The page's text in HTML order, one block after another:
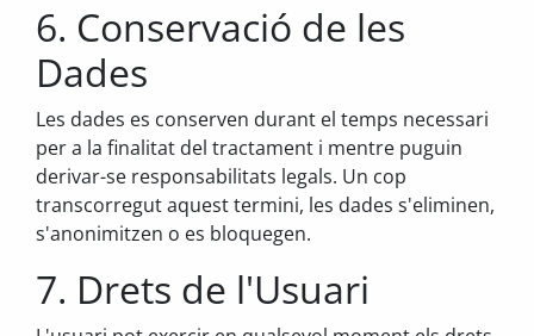
6. Conservació de les
Dades
Les dades es conserven durant el temps necessari
per a la finalitat del tractament i mentre puguin
derivar-se responsabilitats legals. Un cop
transcorregut aquest termini, les dades s'eliminen,
s'anonimitzen o es bloquegen.
7. Drets de l'Usuari